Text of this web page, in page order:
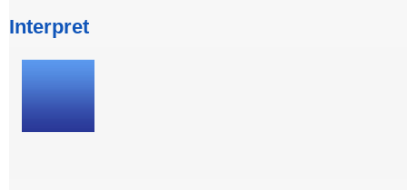
Interpret